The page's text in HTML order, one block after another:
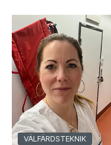
VÄLFÄRDSTEKNIK